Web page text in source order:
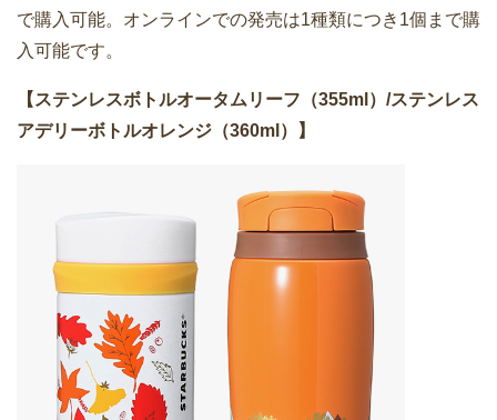
で購入可能。オンラインでの発売は1種類につき1個まで購
入可能です。
【ステンレスボトルオータムリーフ（355ml）/ステンレス
アデリーボトルオレンジ（360ml）】